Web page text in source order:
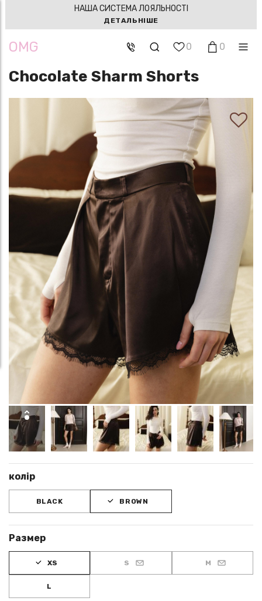
НАША СИСТЕМА ЛОЯЛЬНОСТІ
ДЕТАЛЬНІШЕ
OMG 0 0
Chocolate Sharm Shorts
колір
BLACK BROWN
Размер
XS S M
L